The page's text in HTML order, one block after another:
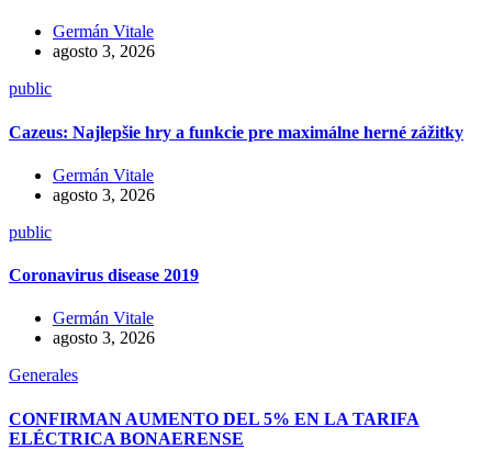
Germán Vitale
agosto 3, 2026
public
Cazeus: Najlepšie hry a funkcie pre maximálne herné zážitky
Germán Vitale
agosto 3, 2026
public
Coronavirus disease 2019
Germán Vitale
agosto 3, 2026
Generales
CONFIRMAN AUMENTO DEL 5% EN LA TARIFA
ELÉCTRICA BONAERENSE